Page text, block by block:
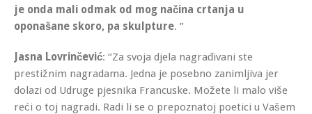
je onda mali odmak od mog načina crtanja u
oponašane skoro, pa skulpture. ”
Jasna Lovrinčević: “Za svoja djela nagrađivani ste
prestižnim nagradama. Jedna je posebno zanimljiva jer
dolazi od Udruge pjesnika Francuske. Možete li malo više
reći o toj nagradi. Radi li se o prepoznatoj poetici u Vašem